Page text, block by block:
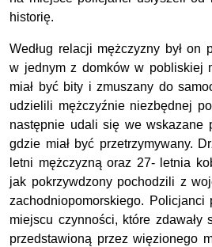
historię.
Według relacji mężczyzny był on
w jednym z domków w pobliskiej
miał być bity i zmuszany do
udzielili mężczyźnie niezbędnej
następnie udali się we wskazane
gdzie miał być przetrzymywany.
letni mężczyzną oraz 27- letnia
jak pokrzywdzony pochodzili z
zachodniopomorskiego. Policjanci
miejscu czynności, które zdawały
przedstawioną przez więzionego